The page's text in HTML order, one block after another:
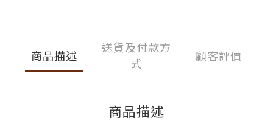
商品描述
送貨及付款方
式
顧客評價
商品描述